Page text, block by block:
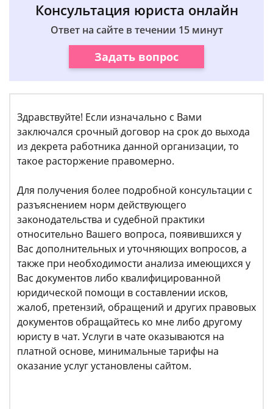
Консультация юриста онлайн
Ответ на сайте в течении 15 минут
Задать вопрос
Здравствуйте! Если изначально с Вами
заключался срочный договор на срок до выхода
из декрета работника данной организации, то
такое расторжение правомерно.
Для получения более подробной консультации с
разъяснением норм действующего
законодательства и судебной практики
относительно Вашего вопроса, появившихся у
Вас дополнительных и уточняющих вопросов, а
также при необходимости анализа имеющихся у
Вас документов либо квалифицированной
юридической помощи в составлении исков,
жалоб, претензий, обращений и других правовых
документов обращайтесь ко мне либо другому
юристу в чат. Услуги в чате оказываются на
платной основе, минимальные тарифы на
оказание услуг установлены сайтом.